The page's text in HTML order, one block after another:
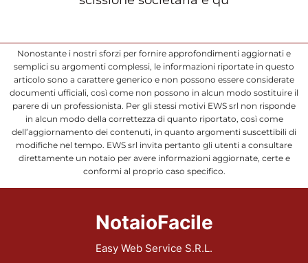
Nonostante i nostri sforzi per fornire approfondimenti aggiornati e
semplici su argomenti complessi, le informazioni riportate in questo
articolo sono a carattere generico e non possono essere considerate
documenti ufficiali, così come non possono in alcun modo sostituire il
parere di un professionista. Per gli stessi motivi EWS srl non risponde
in alcun modo della correttezza di quanto riportato, così come
dell’aggiornamento dei contenuti, in quanto argomenti suscettibili di
modifiche nel tempo. EWS srl invita pertanto gli utenti a consultare
direttamente un notaio per avere informazioni aggiornate, certe e
conformi al proprio caso specifico.
NotaioFacile
Easy Web Service S.R.L.